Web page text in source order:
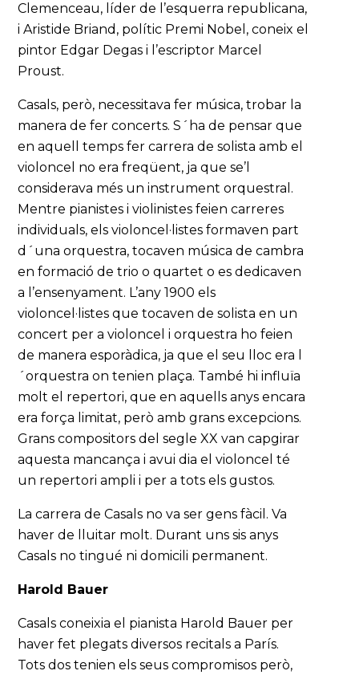
Clemenceau, líder de l’esquerra republicana,
i Aristide Briand, polític Premi Nobel, coneix el
pintor Edgar Degas i l’escriptor Marcel
Proust.
Casals, però, necessitava fer música, trobar la
manera de fer concerts. S´ha de pensar que
en aquell temps fer carrera de solista amb el
violoncel no era freqüent, ja que se’l
considerava més un instrument orquestral.
Mentre pianistes i violinistes feien carreres
individuals, els violoncel·listes formaven part
d´una orquestra, tocaven música de cambra
en formació de trio o quartet o es dedicaven
a l’ensenyament. L’any 1900 els
violoncel·listes que tocaven de solista en un
concert per a violoncel i orquestra ho feien
de manera esporàdica, ja que el seu lloc era l
´orquestra on tenien plaça. També hi influïa
molt el repertori, que en aquells anys encara
era força limitat, però amb grans excepcions.
Grans compositors del segle XX van capgirar
aquesta mancança i avui dia el violoncel té
un repertori ampli i per a tots els gustos.
La carrera de Casals no va ser gens fàcil. Va
haver de lluitar molt. Durant uns sis anys
Casals no tingué ni domicili permanent.
Harold Bauer
Casals coneixia el pianista Harold Bauer per
haver fet plegats diversos recitals a París.
Tots dos tenien els seus compromisos però,